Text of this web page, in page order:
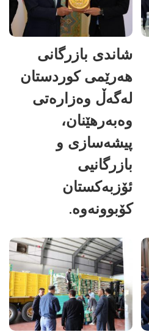
شاندی بازرگانی
هەرێمی کوردستان
لەگەڵ وەزارەتی
وەبەرهێنان،
پیشەسازی و
بازرگانیی
ئۆزبەکستان
کۆبوونەوە.